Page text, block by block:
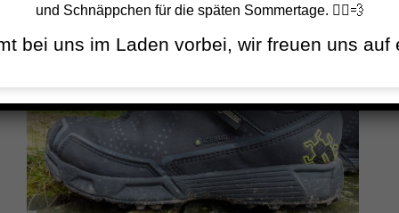
Zeige
Bild
und Schnäppchen für die späten Sommertage. 🏃‍♂️💨
bei uns im Laden vorbei, wir freuen uns auf